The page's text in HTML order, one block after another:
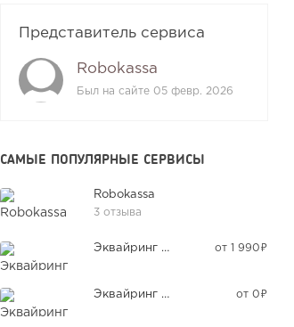
Представитель сервиса
Robokassa
Был на сайте 05 февр. 2026
САМЫЕ ПОПУЛЯРНЫЕ СЕРВИСЫ
Robokassa
3 отзыва
Эквайринг Т-банка от 1 990₽
Эквайринг банка Уралсиб от 0₽